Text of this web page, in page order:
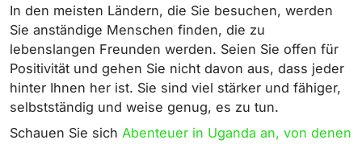
In den meisten Ländern, die Sie besuchen, werden
Sie anständige Menschen finden, die zu
lebenslangen Freunden werden. Seien Sie offen für
Positivität und gehen Sie nicht davon aus, dass jeder
hinter Ihnen her ist. Sie sind viel stärker und fähiger,
selbstständig und weise genug, es zu tun.
Schauen Sie sich Abenteuer in Uganda an, von denen